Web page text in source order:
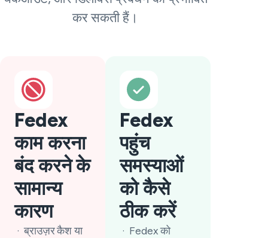
कर सकती हैं।
Fedex
काम करना
बंद करने के
सामान्य
कारण
ब्राउज़र कैश या
Fedex
पहुंच
समस्याओं
को कैसे
ठीक करें
Fedex को